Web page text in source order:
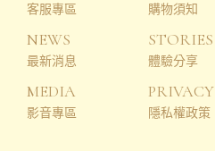
客服專區 購物須知
NEWS
最新消息
STORIES
體驗分享
MEDIA
影音專區
PRIVACY
隱私權政策